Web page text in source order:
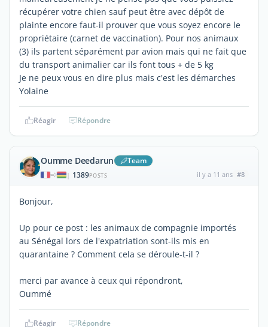
récupérer votre chien sauf peut être avec dépôt de
plainte encore faut-il prouver que vous soyez encore le
propriétaire (carnet de vaccination). Pour nos animaux
(3) ils partent séparément par avion mais qui ne fait que
du transport animalier car ils font tous + de 5 kg
Je ne peux vous en dire plus mais c'est les démarches
Yolaine
Réagir Répondre
Oumme Deedarun Team
| 1389POSTS il y a 11 ans #8
Bonjour,
Up pour ce post : les animaux de compagnie importés
au Sénégal lors de l'expatriation sont-ils mis en
quarantaine ? Comment cela se déroule-t-il ?
merci par avance à ceux qui répondront,
Oummé
Réagir Répondre